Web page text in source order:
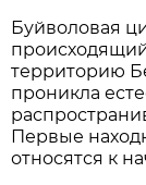
Буйволовая
территорию
проникла
Первые
относятся к